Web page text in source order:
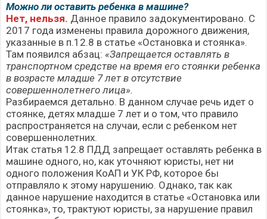
Можно ли оставить ребенка в машине?
Нет, нельзя. Данное правило задокументировано. С
2017 года изменены правила дорожного движения,
указанные в п.12.8 в статье «Остановка и стоянка».
Там появился абзац: «Запрещается оставлять в
транспортном средстве на время его стоянки ребенка
в возрасте младше 7 лет в отсутствие
совершеннолетнего лица».
Разбираемся детально. В данном случае речь идет о
стоянке, детях младше 7 лет и о том, что правило
распространяется на случаи, если с ребенком нет
совершеннолетних.
Итак статья 12.8 ПДД запрещает оставлять ребенка в
машине одного, но, как уточняют юристы, нет ни
одного положения КоАП и УК РФ, которое бы
отправляло к этому нарушению. Однако, так как
данное нарушение находится в статье «Остановка или
стоянка», то, трактуют юристы, за нарушение правил